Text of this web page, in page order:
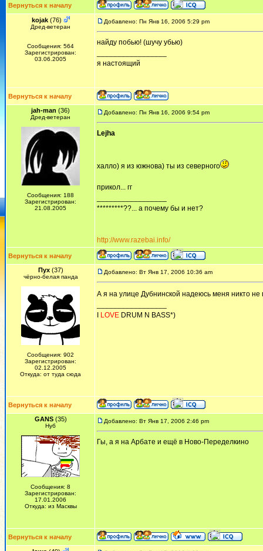
Вернуться к началу
kojak(76)
Дред-ветеран
Сообщения: 564
Зарегистрирован:
03.06.2005
Добавлено: Пн Янв 16, 2006 5:29 pm
найду побью! (шучу убью)
я настоящий
Вернуться к началу
jah-man (36)
Дред-ветеран
Сообщения: 188
Зарегистрирован:
21.08.2005
Добавлено: Пн Янв 16, 2006 9:54 pm
Lejha
халло) я из южнова) ты из северного
прикол... гг
*********??... а почему бы и нет?
http://www.razebai.info/
Вернуться к началу
Пух(37)
чёрно-белая панда
Сообщения: 902
Зарегистрирован:
02.12.2005
Откуда: от туда сюда
Добавлено: Вт Янв 17, 2006 10:36 am
А я на улице Дубнинской надеюсь меня никто
LOVE DRUM N BASS*)
Вернуться к началу
GANS(35)
Нуб
Сообщения: 8
Зарегистрирован:
17.01.2006
Откуда: из Масквы
Добавлено: Вт Янв 17, 2006 2:46 pm
Гы, а я на Арбате и ещё в Ново-Переделкино
Вернуться к началу